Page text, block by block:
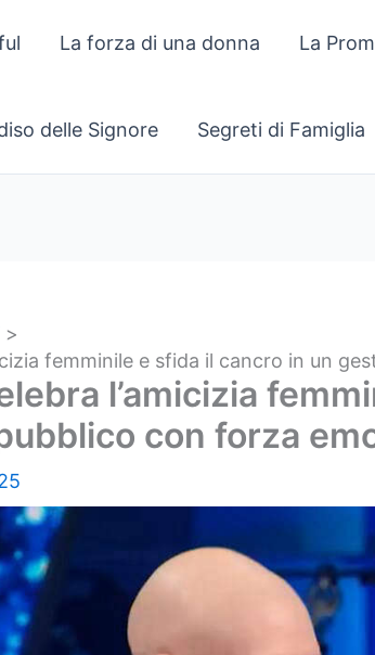
La forza di una donna La
delle Signore Segreti di Famiglia
femminile e sfida il cancro in un
l’amicizia
con forza